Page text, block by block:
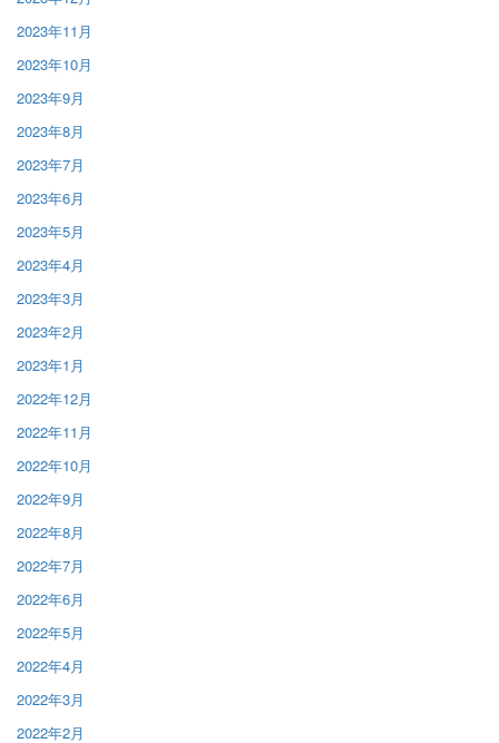
2023年11月
2023年10月
2023年9月
2023年8月
2023年7月
2023年6月
2023年5月
2023年4月
2023年3月
2023年2月
2023年1月
2022年12月
2022年11月
2022年10月
2022年9月
2022年8月
2022年7月
2022年6月
2022年5月
2022年4月
2022年3月
2022年2月